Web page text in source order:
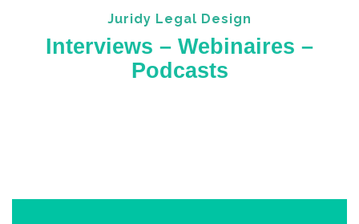
Juridy Legal Design
Interviews – Webinaires –
Podcasts